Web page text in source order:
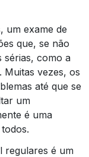
um exame de
que, se não
sérias, como a
Muitas vezes, os
até que se
um
é uma
regulares é um